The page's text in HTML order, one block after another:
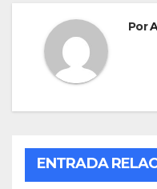
Por
ENTRADA